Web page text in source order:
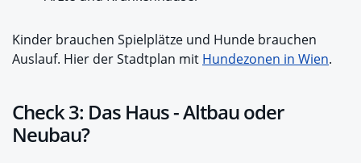
Kinder brauchen Spielplätze und Hunde brauchen
Auslauf. Hier der Stadtplan mit Hundezonen in Wien.
Check 3: Das Haus - Altbau oder
Neubau?